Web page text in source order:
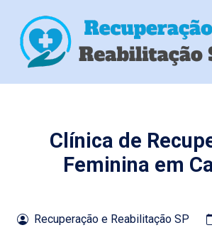
Clínica de
Feminina em
Recuperação e Reabilitação SP